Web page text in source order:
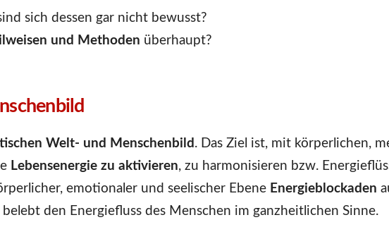
sich dessen gar nicht bewusst?
und Methoden überhaupt?
Welt- und Menschenbild . Das Ziel ist, mit körperlichen,
Lebensenergie zu aktivieren, zu harmonisieren bzw.
emotionaler und seelischer Ebene Energieblockaden
den Energiefluss des Menschen im ganzheitlichen Sinne.